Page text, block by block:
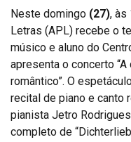
Neste domingo (27), às
Letras (APL) recebe o
músico e aluno do
apresenta o concerto
romântico”. O
recital de piano e canto
pianista Jetro
completo de